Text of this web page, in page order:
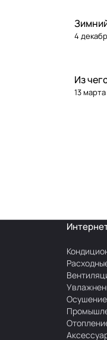
4
Из
13
Осушение